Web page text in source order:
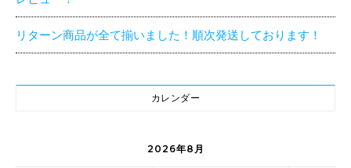
リターン商品が全て揃いました！順次発送しております！
カレンダー
2026年8月